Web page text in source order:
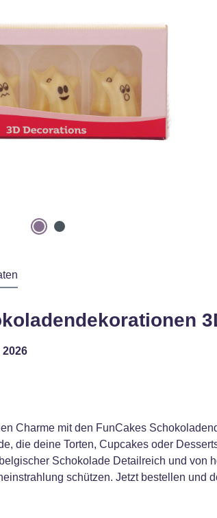
Charme mit den FunCakes
die deine Torten, Cupcakes oder
Schokolade Detailreich und
schützen. Jetzt bestellen